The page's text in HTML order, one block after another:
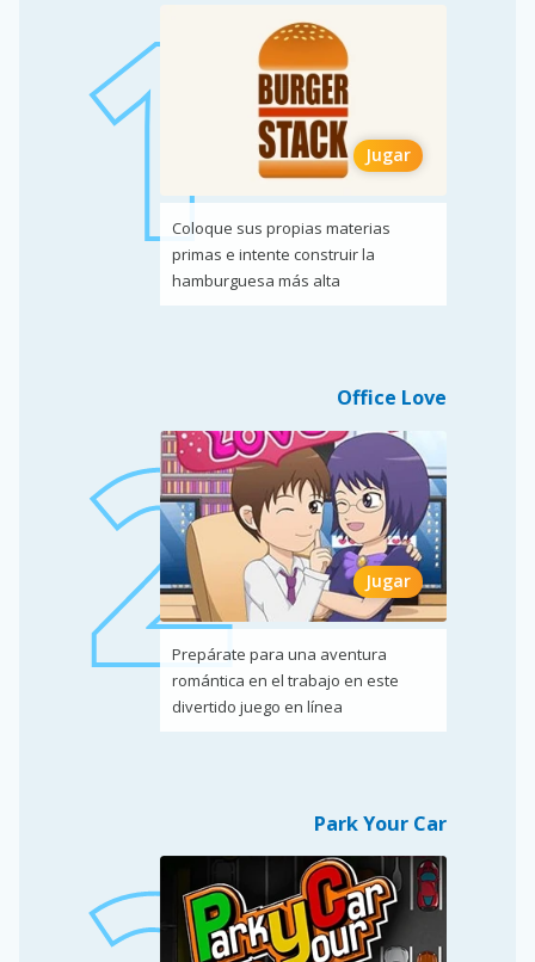
Jugar
Coloque sus propias materias
primas e intente construir la
hamburguesa más alta
Office Love
Jugar
Prepárate para una aventura
romántica en el trabajo en este
divertido juego en línea
Park Your Car